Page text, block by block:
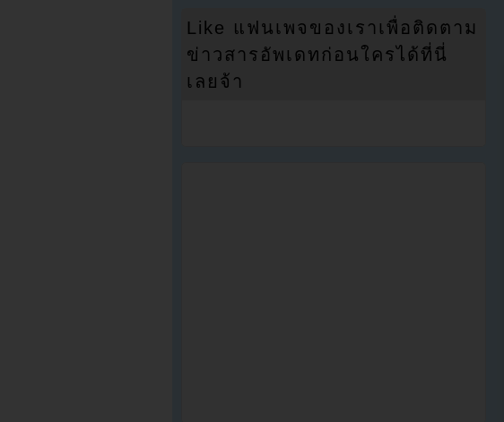
Like แฟนเพจของเราเพื่อติดตาม
ข่าวสารอัพเดทก่อนใครได้ที่นี่
เลยจ้า